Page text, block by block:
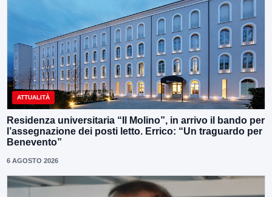
ATTUALITÀ
Residenza universitaria “Il Molino”, in arrivo il bando per
l’assegnazione dei posti letto. Errico: “Un traguardo per
Benevento”
6 AGOSTO 2026